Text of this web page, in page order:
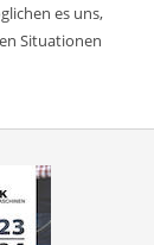
es uns,
Situationen